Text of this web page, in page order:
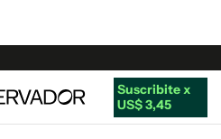
Suscribite x
US$ 3,45